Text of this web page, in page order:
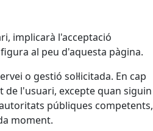
implicarà l'acceptació
al peu d'aquesta pàgina.
o gestió sol·licitada. En cap
de l'usuari, excepte quan siguin
públiques competents,
moment.